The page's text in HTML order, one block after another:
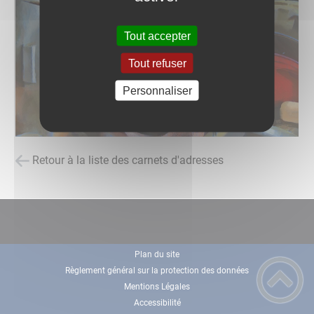
Retour à la liste des carnets d'adresses
Plan du site
Règlement général sur la protection des données
Mentions Légales
Accessibilité
Tout accepter
Tout refuser
Personnaliser